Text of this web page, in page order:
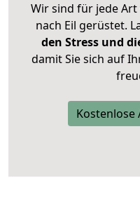
Wir sind für jede
nach Eil gerüstet.
den Stress und
damit Sie sich auf
Kostenlose